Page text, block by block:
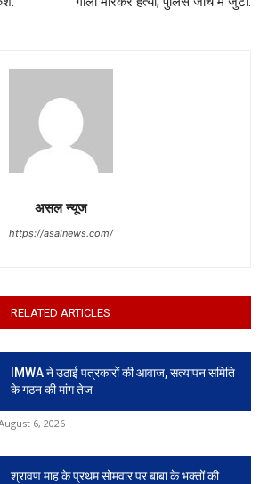
असल न्यूज
https://asalnews.com/
RELATED ARTICLES
IMWA ने उठाई पत्रकारों की आवाज, सत्यापन समिति
के गठन की मांग तेज
6, 2026
श्रावण माह के प्रथम सोमवार पर बाबा के भक्तों की